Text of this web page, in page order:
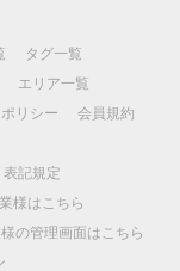
タグ一覧
エリア一覧
リシー
会員規約
表記規定
様はこちら
の管理画面はこちら